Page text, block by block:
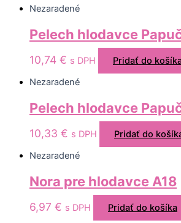
Nezaradené
Pelech hlodavce
10,74 € s DPH
Pridať do
Nezaradené
Pelech hlodavce
10,33 € s DPH
Pridať do
Nezaradené
Nora pre hlodavce A18
6,97 € s DPH
Pridať do košíka